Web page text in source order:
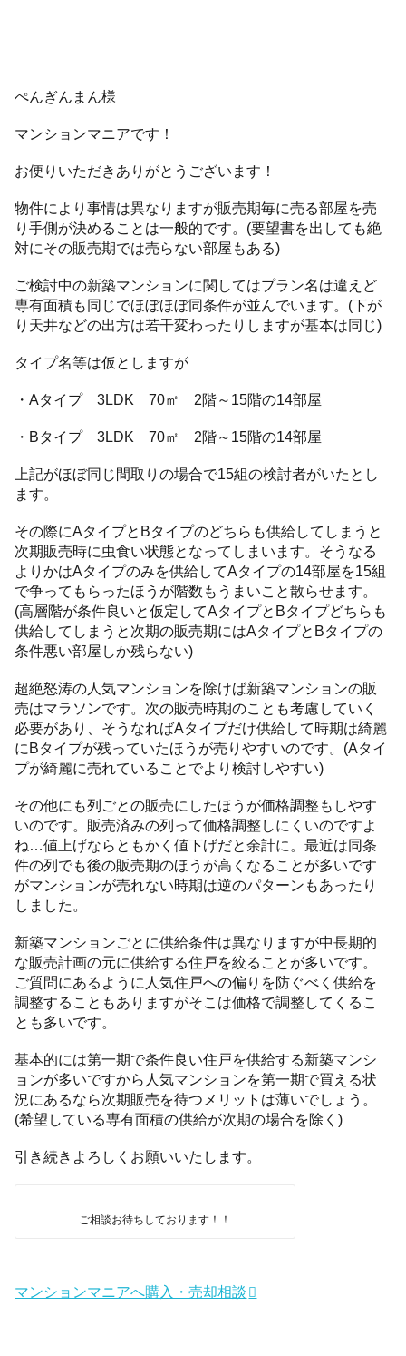
ぺんぎんまん様
マンションマニアです！
お便りいただきありがとうございます！
物件により事情は異なりますが販売期毎に売る部屋を売
り手側が決めることは一般的です。(要望書を出しても絶
対にその販売期では売らない部屋もある)
ご検討中の新築マンションに関してはプラン名は違えど
専有面積も同じでほぼほぼ同条件が並んでいます。(下が
り天井などの出方は若干変わったりしますが基本は同じ)
タイプ名等は仮としますが
・Aタイプ 3LDK 70㎡ 2階～15階の14部屋
・Bタイプ 3LDK 70㎡ 2階～15階の14部屋
上記がほぼ同じ間取りの場合で15組の検討者がいたとし
ます。
その際にAタイプとBタイプのどちらも供給してしまうと
次期販売時に虫食い状態となってしまいます。そうなる
よりかはAタイプのみを供給してAタイプの14部屋を15組
で争ってもらったほうが階数もうまいこと散らせます。
(高層階が条件良いと仮定してAタイプとBタイプどちらも
供給してしまうと次期の販売期にはAタイプとBタイプの
条件悪い部屋しか残らない)
超絶怒涛の人気マンションを除けば新築マンションの販
売はマラソンです。次の販売時期のことも考慮していく
必要があり、そうなればAタイプだけ供給して時期は綺麗
にBタイプが残っていたほうが売りやすいのです。(Aタイ
プが綺麗に売れていることでより検討しやすい)
その他にも列ごとの販売にしたほうが価格調整もしやす
いのです。販売済みの列って価格調整しにくいのですよ
ね…値上げならともかく値下げだと余計に。最近は同条
件の列でも後の販売期のほうが高くなることが多いです
がマンションが売れない時期は逆のパターンもあったり
しました。
新築マンションごとに供給条件は異なりますが中長期的
な販売計画の元に供給する住戸を絞ることが多いです。
ご質問にあるように人気住戸への偏りを防ぐべく供給を
調整することもありますがそこは価格で調整してくるこ
とも多いです。
基本的には第一期で条件良い住戸を供給する新築マンシ
ョンが多いですから人気マンションを第一期で買える状
況にあるなら次期販売を待つメリットは薄いでしょう。
(希望している専有面積の供給が次期の場合を除く)
引き続きよろしくお願いいたします。
ご相談お待ちしております！！
マンションマニアへ購入・売却相談